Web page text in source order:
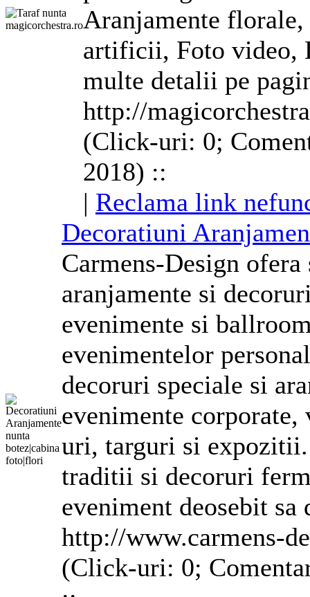
Aranjamente florale
artificii, Foto video,
multe detalii pe
http://
(Click-uri: 0;
2018) ::
| Reclama link
Decoratiuni
Carmens-Design
aranjamente si
evenimente si
evenimentelor
decoruri speciale si
evenimente
uri, targuri si
traditii si decoruri
eveniment deosebit sa
http://www.carmens-
(Click-uri: 0;